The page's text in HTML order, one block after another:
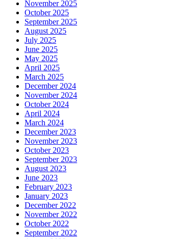
November 2025
October 2025
September 2025
August 2025
July 2025
June 2025
May 2025
April 2025
March 2025
December 2024
November 2024
October 2024
April 2024
March 2024
December 2023
November 2023
October 2023
September 2023
August 2023
June 2023
February 2023
January 2023
December 2022
November 2022
October 2022
September 2022